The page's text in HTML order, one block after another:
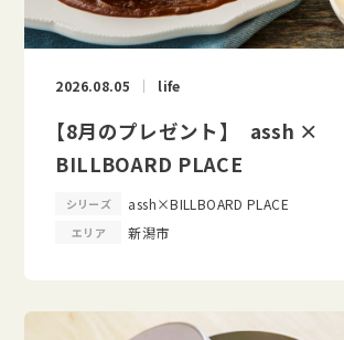
2026.08.05 life
【8月のプレゼント】 assh ×
BILLBOARD PLACE
シリーズ assh×BILLBOARD PLACE
エリア 新潟市